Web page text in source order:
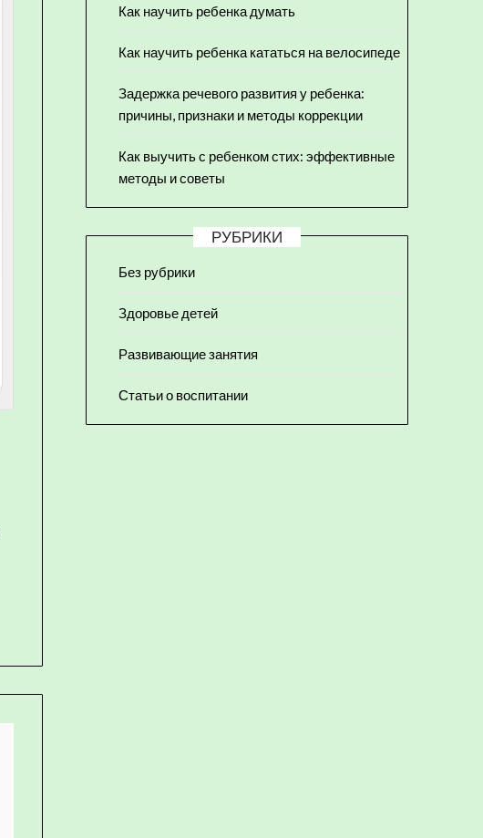
Как научить ребенка думать
Как научить ребенка кататься на велосипеде
Задержка речевого развития у ребенка:
причины, признаки и методы коррекции
Как выучить с ребенком стих: эффективные
методы и советы
РУБРИКИ
Без рубрики
Здоровье детей
Развивающие занятия
Статьи о воспитании